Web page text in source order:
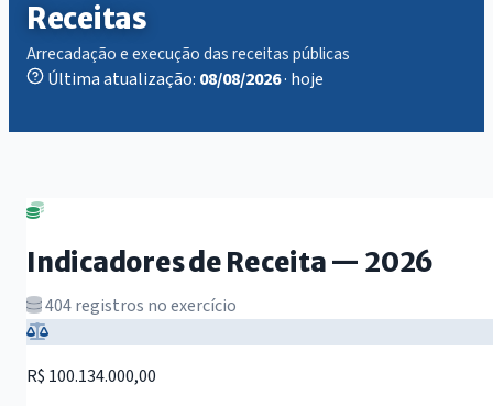
Receitas
Arrecadação e execução das receitas públicas
Última atualização: 08/08/2026· hoje
Indicadores de Receita — 2026
404 registros no exercício
R$ 100.134.000,00